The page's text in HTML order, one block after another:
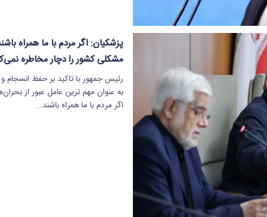
پزشکیان: اگر مردم با ما همراه
مشکلی کشور را دچار مخاطره
رئیس جمهور با تاکید بر حفظ
به عنوان مهم ترین عامل عبور از
اگر مردم با ما همراه باشند…